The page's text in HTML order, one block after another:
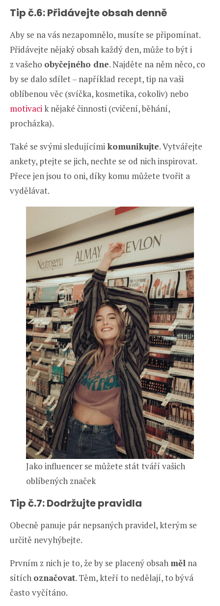
Tip č.6: Přidávejte obsah denně
Aby se na vás nezapomnělo, musíte se připomínat.
Přidávejte nějaký obsah každý den, může to být i
z vašeho obyčejného dne. Najděte na něm něco, co
by se dalo sdílet – například recept, tip na vaši
oblíbenou věc (svíčka, kosmetika, cokoliv) nebo
motivacik nějaké činnosti (cvičení, běhání,
procházka).
Také se svými sledujícími komunikujte. Vytvářejte
ankety, ptejte se jich, nechte se od nich inspirovat.
Přece jen jsou to oni, díky komu můžete tvořit a
vydělávat.
Jako influencer se můžete stát tváří vašich
oblíbených značek
Tip č.7: Dodržujte pravidla
Obecně panuje pár nepsaných pravidel, kterým se
určitě nevyhýbejte.
Prvním z nich je to, že by se placený obsah měl na
sítích označovat. Těm, kteří to nedělají, to bývá
často vyčítáno.